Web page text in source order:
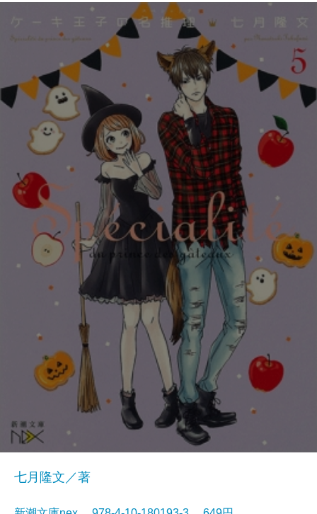
七月隆文／著